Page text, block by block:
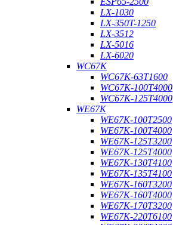
LX-1030
LX-350T-1250
LX-3512
LX-5016
LX-6020
WC67K
WC67K-63T1600
WC67K-100T4000
WC67K-125T4000
WE67K
WE67K-100T2500
WE67K-100T4000
WE67K-125T3200
WE67K-125T4000
WE67K-130T4100
WE67K-135T4100
WE67K-160T3200
WE67K-160T4000
WE67K-170T3200
WE67K-220T6100